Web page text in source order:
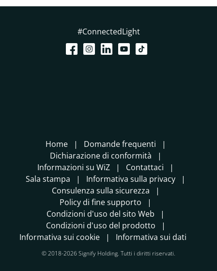
#ConnectedLight
Home
Domande frequenti
Dichiarazione di conformità
Informazioni su WiZ
Contattaci
Sala stampa
Informativa sulla privacy
Consulenza sulla sicurezza
Policy di fine supporto
Condizioni d'uso del sito Web
Condizioni d'uso del prodotto
Informativa sui cookie
Informativa sui dati
© 2018-2026 Signify Holding. Tutti i diritti riservati.